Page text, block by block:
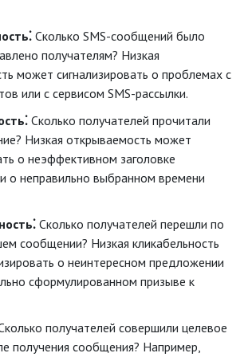
Сколько SMS-сообщений было
получателям? Низкая
может сигнализировать о проблемах с
или с сервисом SMS-рассылки.
Сколько получателей прочитали
Низкая открываемость может
о неэффективном заголовке
о неправильно выбранном времени
Сколько получателей перешли по
сообщении? Низкая кликабельность
о неинтересном предложении
сформулированном призыве к
получателей совершили целевое
получения сообщения? Например,